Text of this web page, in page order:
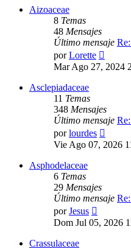
Aizoaceae
8 Temas
48 Mensajes
Último mensaje
porLorette
último
Mar Ago 27, 2024
Asclepiadaceae
11 Temas
348 Mensajes
Último mensaje
porlourdes
último
Vie Ago 07, 2026
Asphodelaceae
6 Temas
29 Mensajes
Último mensaje
porJesus
último
mensaje
Dom Jul 05, 2026
Crassulaceae